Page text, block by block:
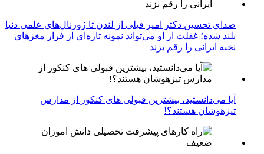
صدای تحسین دکتر امیر فیلی از لندن تا ژورنال‌های علمی دنیا
بلند شده؛ غفلت از او می‌تواند نمونه تازه‌ای از فرار مغزهای
نخبه ایرانی را رقم بزند
آیا می‌دانستید، بیشترین قبولی های کنکور از مدارس
تیزهوشان هستند؟!